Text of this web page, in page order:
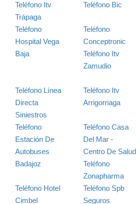
Teléfono Itv
Trápaga
Teléfono Bic
Teléfono
Hospital Vega
Baja
Teléfono
Conceptronic
Teléfono Itv
Zamudio
Teléfono Línea
Directa
Siniestros
Teléfono Itv
Arrigorriaga
Teléfono
Estación De
Autobuses
Badajoz
Teléfono Casa
Del Mar -
Centro De Salud
Teléfono
Zonapharma
Teléfono Hotel
Cimbel
Teléfono Spb
Seguros